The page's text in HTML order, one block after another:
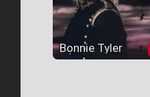
Bonnie Tyler